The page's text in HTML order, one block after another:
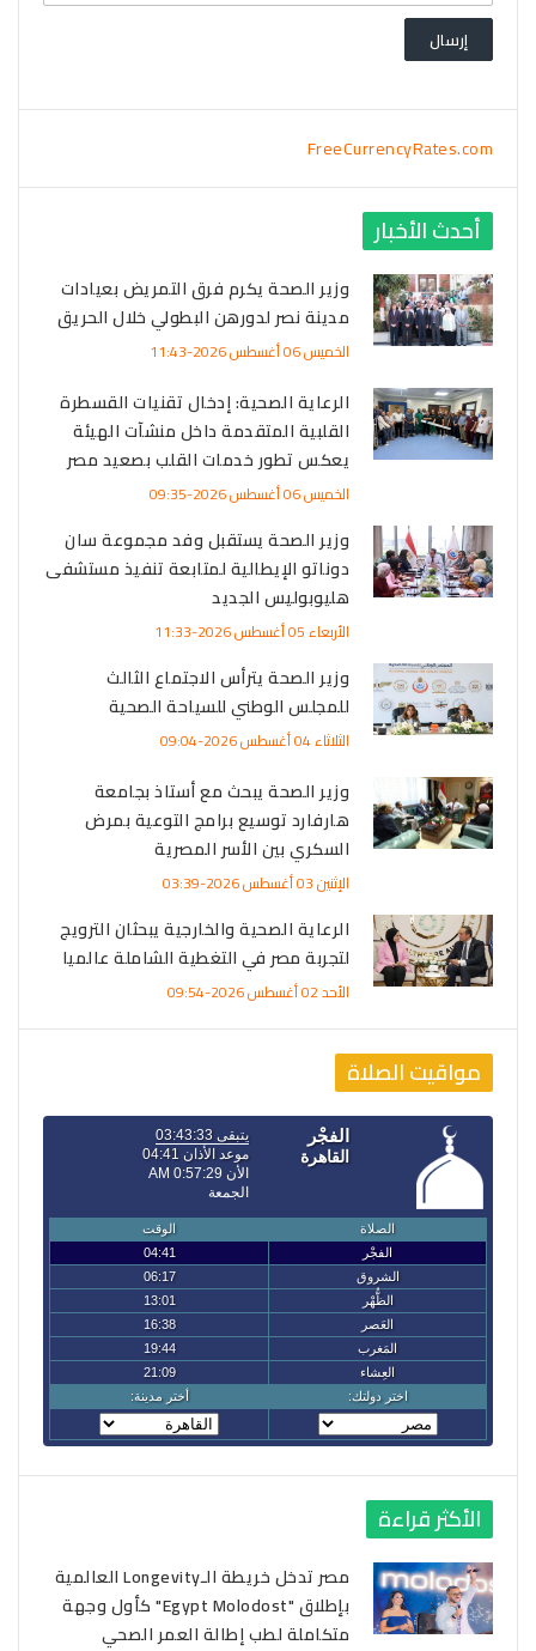
FreeCurrencyRates.com
أحدث الأخبار
وزير الصحة يكرم فرق التمريض بعيادات
مدينة نصر لدورهن البطولي خلال الحريق
الخميس 06 أغسطس 2026-11:43
الرعاية الصحية: إدخال تقنيات القسطرة
القلبية المتقدمة داخل منشآت الهيئة
يعكس تطور خدمات القلب بصعيد مصر
الخميس 06 أغسطس 2026-09:35
وزير الصحة يستقبل وفد مجموعة سان
دوناتو الإيطالية لمتابعة تنفيذ مستشفى
هليوبوليس الجديد
الأربعاء 05 أغسطس 2026-11:33
وزير الصحة يترأس الاجتماع الثالث
للمجلس الوطني للسياحة الصحية
الثلاثاء 04 أغسطس 2026-09:04
وزير الصحة يبحث مع أستاذ بجامعة
هارفارد توسيع برامج التوعية بمرض
السكري بين الأسر المصرية
الإثنين 03 أغسطس 2026-03:39
الرعاية الصحية والخارجية يبحثان الترويج
لتجربة مصر في التغطية الشاملة عالميا
الأحد 02 أغسطس 2026-09:54
مواقيت الصلاة
الأكثر قراءة
مصر تدخل خريطة الـLongevity العالمية
بإطلاق "Egypt Molodost" كأول وجهة
متكاملة لطب إطالة العمر الصحي